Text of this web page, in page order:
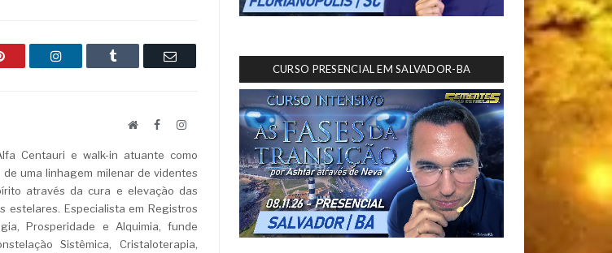
Pinterest LinkedIn Tumblr Email
WebsiteFacebookLinkedIn
Centauri e walk-in atuante como
uma linhagem milenar de videntes
através da cura e elevação das
estelares. Especialista em Registros
Prosperidade e Alquimia, funde
Sistêmica, Cristaloterapia,
CURSO PRESENCIAL EM SALVADOR-BA